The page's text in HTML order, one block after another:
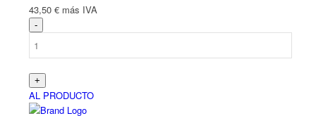
43,50 € más IVA
AL PRODUCTO